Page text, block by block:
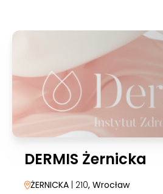
DERMIS Żernicka
ŻERNICKA | 210, Wrocław